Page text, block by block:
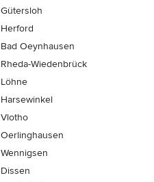
Gütersloh
Herford
Bad Oeynhausen
Rheda-Wiedenbrück
Löhne
Harsewinkel
Vlotho
Oerlinghausen
Wennigsen
Dissen